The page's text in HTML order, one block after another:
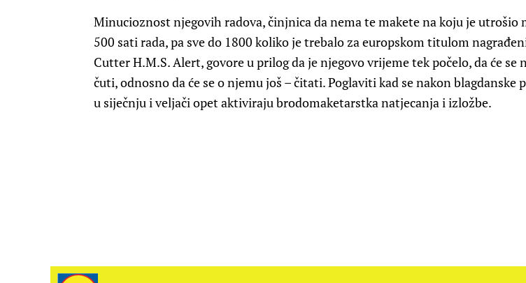
Minucioznost njegovih radova, činjnica da nema te makete na koju je utrošio
500 sati rada, pa sve do 1800 koliko je trebalo za europskom titulom
Cutter H.M.S. Alert, govore u prilog da je njegovo vrijeme tek počelo, da će se
čuti, odnosno da će se o njemu još – čitati. Poglaviti kad se nakon blagdanske
u siječnju i veljači opet aktiviraju brodomaketarstka natjecanja i izložbe.